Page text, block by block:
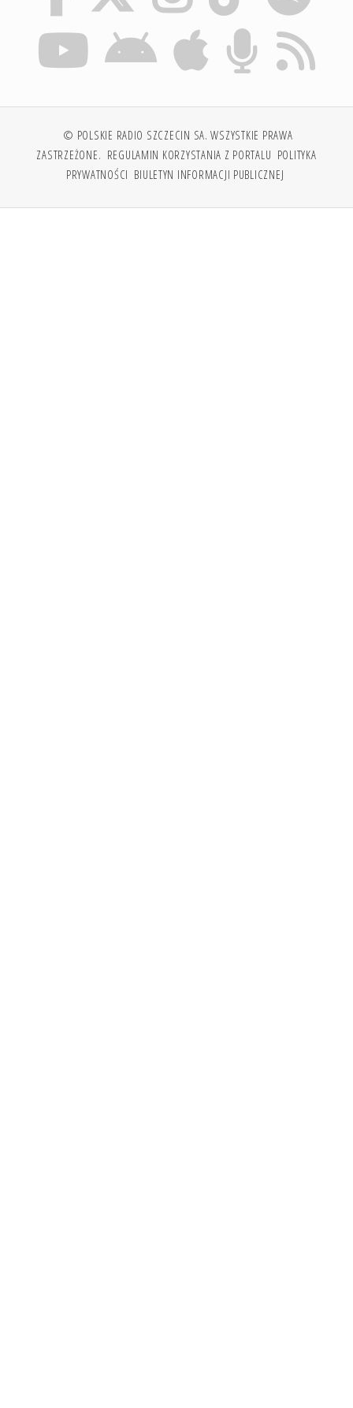
© POLSKIE RADIO SZCZECIN SA. WSZYSTKIE PRAWA
ZASTRZEŻONE. REGULAMIN KORZYSTANIA Z PORTALU POLITYKA
PRYWATNOŚCI BIULETYN INFORMACJI PUBLICZNEJ